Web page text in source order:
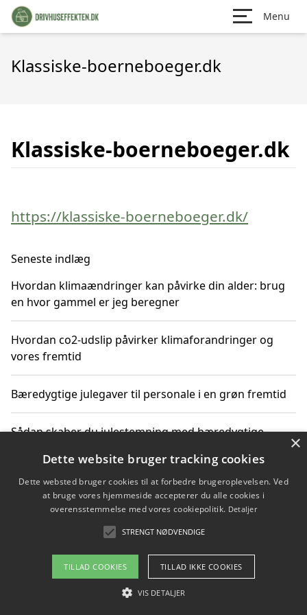
Menu
Klassiske-boerneboeger.dk
Klassiske-boerneboeger.dk
https://klassiske-boerneboeger.dk/
Seneste indlæg
Hvordan klimaændringer kan påvirke din alder: brug
en hvor gammel er jeg beregner
Hvordan co2-udslip påvirker klimaforandringer og
vores fremtid
Bæredygtige julegaver til personale i en grøn fremtid
Sådan skaber du julestemning med bæredygtige
Sådan skaber du et bæredygtigt hjem med familien i
Copyright 2026 - Pilanto Aps
Om / kontakt
×
Dette website bruger tracking cookies
Dette websted bruger cookies til at forbedre brugeroplevelsen. Ved
at bruge vores hjemmeside accepterer du alle cookies i
overensstemmelse med vores cookiepolitik. Detaljer
STRENGT NØDVENDIGE
TILLAD COOKIES TILLAD IKKE COOKIES
VIS DETALJER